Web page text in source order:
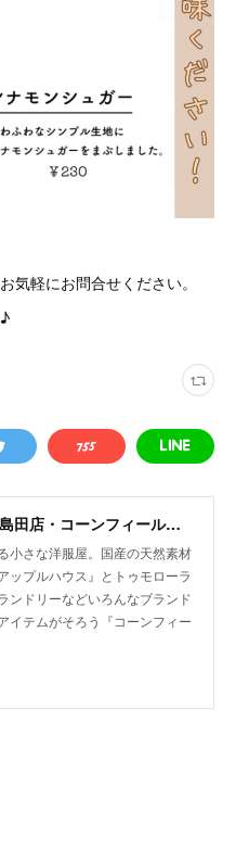
気軽にお問合せください。
アップルハウス島田店・コーンフィールド島田
小さな洋服屋。国産の天然素材
ップルハウス』とトゥモローラ
ンドリーなどいろんなブランド
イテムがそろう『コーンフィー